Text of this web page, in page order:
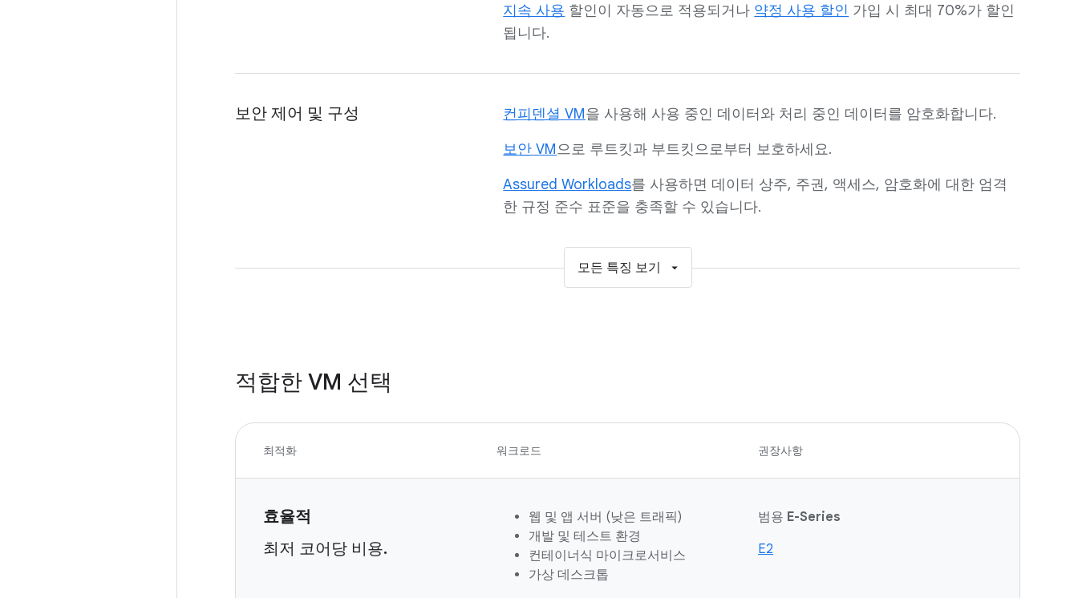
지속 사용 할인이 자동으로 적용되거나 약정 사용 할인 가입 시 최대 70%가 할인
됩니다.
보안 제어 및 구성 컨피덴셜 VM을 사용해 사용 중인 데이터와 처리 중인 데이터를 암호화합니다.
보안 VM으로 루트킷과 부트킷으로부터 보호하세요.
Assured Workloads를 사용하면 데이터 상주, 주권, 액세스, 암호화에 대한 엄격
한 규정 준수 표준을 충족할 수 있습니다.
모든 특징 보기
적합한 VM 선택
최적화 워크로드 권장사항
효율적
최저 코어당 비용.
웹 및 앱 서버 (낮은 트래픽)
개발 및 테스트 환경
컨테이너식 마이크로서비스
가상 데스크톱
범용 E-Series
E2